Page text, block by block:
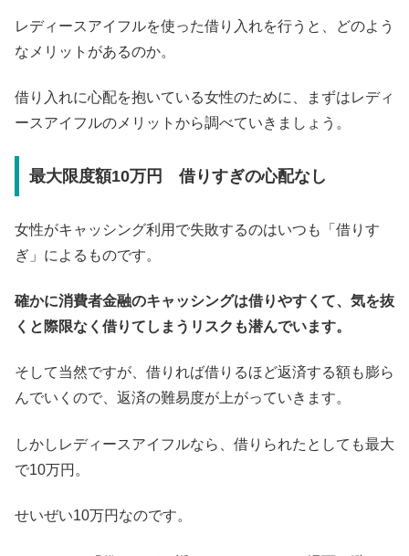
レディースアイフルを使った借り入れを行うと、どのよう
なメリットがあるのか。
借り入れに心配を抱いている女性のために、まずはレディ
ースアイフルのメリットから調べていきましょう。
最大限度額10万円 借りすぎの心配なし
女性がキャッシング利用で失敗するのはいつも「借りす
ぎ」によるものです。
確かに消費者金融のキャッシングは借りやすくて、気を抜
くと際限なく借りてしまうリスクも潜んでいます。
そして当然ですが、借りれば借りるほど返済する額も膨ら
んでいくので、返済の難易度が上がっていきます。
しかしレディースアイフルなら、借りられたとしても最大
で10万円。
せいぜい10万円なのです。